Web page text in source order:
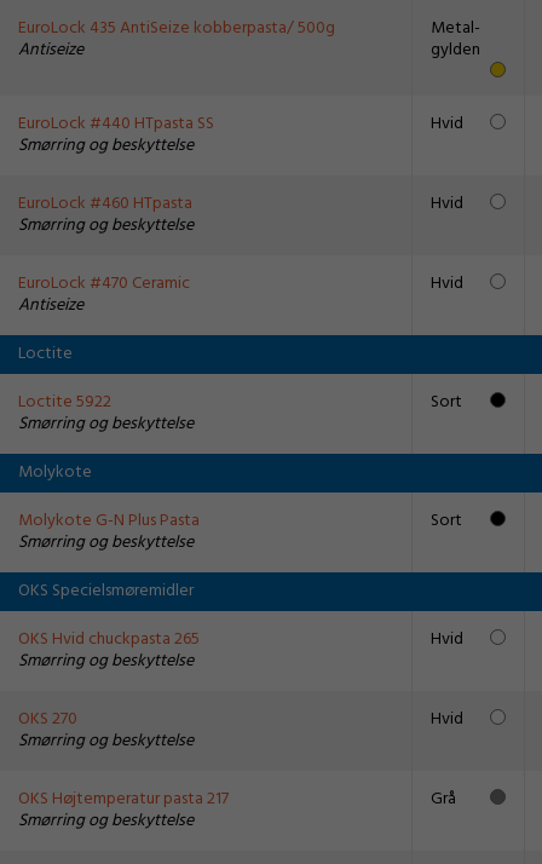
EuroLock 435 AntiSeize kobberpasta/ 500g
Antiseize
Metal-
gylden
EuroLock #440 HTpasta SS
Smørring og beskyttelse
Hvid
EuroLock #460 HTpasta
Smørring og beskyttelse
Hvid
EuroLock #470 Ceramic
Antiseize
Hvid
Loctite
Loctite 5922
Smørring og beskyttelse
Sort
Molykote
Molykote G-N Plus Pasta
Smørring og beskyttelse
Sort
OKS Specielsmøremidler
OKS Hvid chuckpasta 265
Smørring og beskyttelse
Hvid
OKS 270
Smørring og beskyttelse
Hvid
OKS Højtemperatur pasta 217
Smørring og beskyttelse
Grå